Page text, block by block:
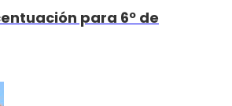
para 6º de